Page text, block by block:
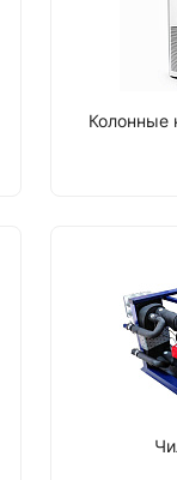
Колонные